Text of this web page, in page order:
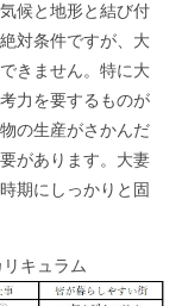
候と地形と結び付
対条件ですが、大
きません。特に大
力を要するものが
の生産がさかんだ
があります。大妻
期にしっかりと固
キュラム